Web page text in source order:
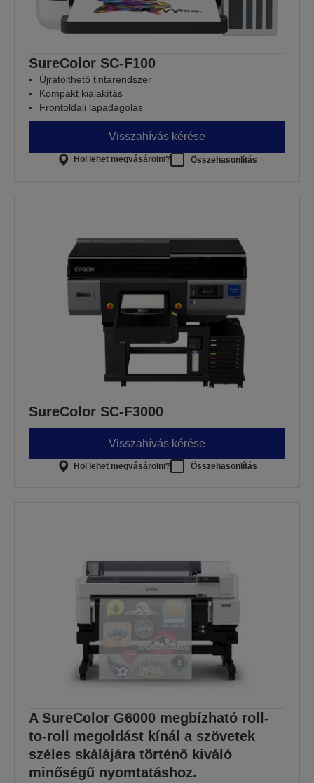
SureColor SC-F100
Újratölthető tintarendszer
Kompakt kialakítás
Frontoldali lapadagolás
Visszahívás kérése
Hol lehet megvásárolni? Összehasonlítás
SureColor SC-F3000
Visszahívás kérése
Hol lehet megvásárolni? Összehasonlítás
A SureColor G6000 megbízható roll-
to-roll megoldást kínál a szövetek
széles skálájára történő kiváló
minőségű nyomtatáshoz.